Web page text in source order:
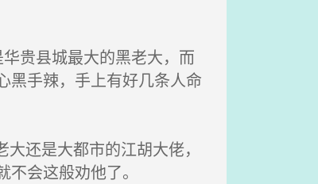
贵县城最大的黑老大，而
黑手辣，手上有好几条人命
还是大都市的江胡大佬，
会这般劝他了。